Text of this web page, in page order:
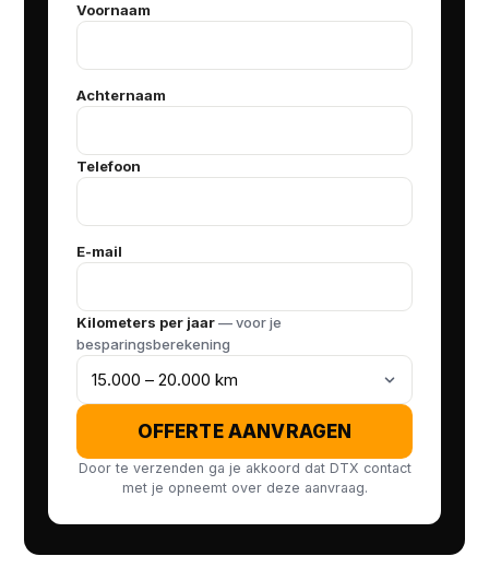
Voornaam
Achternaam
Telefoon
E-mail
Kilometers per jaar— voor je
besparingsberekening
OFFERTE AANVRAGEN
Door te verzenden ga je akkoord dat DTX contact
met je opneemt over deze aanvraag.